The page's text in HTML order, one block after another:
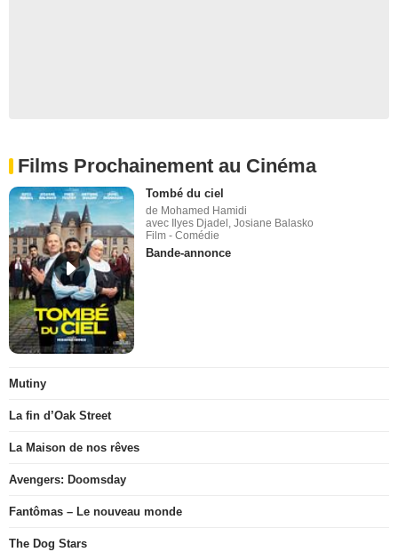
Films Prochainement au Cinéma
Tombé du ciel
de Mohamed Hamidi
avec Ilyes Djadel, Josiane Balasko
Film - Comédie
Bande-annonce
Mutiny
La fin d’Oak Street
La Maison de nos rêves
Avengers: Doomsday
Fantômas – Le nouveau monde
The Dog Stars